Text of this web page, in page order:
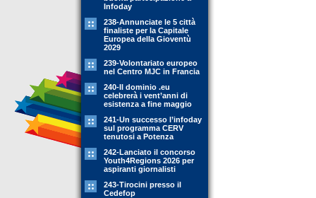
Infoday
238-Annunciate le 5 città
finaliste per la Capitale
Europea della Gioventù
2029
239-Volontariato europeo
nel Centro MJC in Francia
240-Il dominio .eu
celebrerà i vent’anni di
esistenza a fine maggio
241-Un successo l’infoday
sul programma CERV
tenutosi a Potenza
242-Lanciato il concorso
Youth4Regions 2026 per
aspiranti giornalisti
243-Tirocini presso il
Cedefop